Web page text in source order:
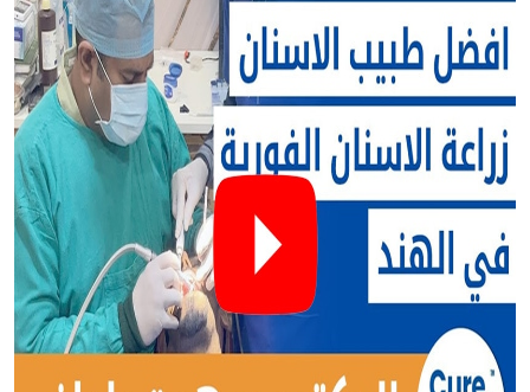
الدكتور روهيت ياداف أخصائي تركيبات وزراعة أسنان مؤهل
تأهيلا عاليا في دلهي ، الهند. حصل على درجة الماجستير في
زراعة الاسنان ذات التحميل الوظيفي الفوري من معهد IIF
ألمانيا. يتمتع الدكتور روهيت ياداف بخبرة في ابتسامة هوليود